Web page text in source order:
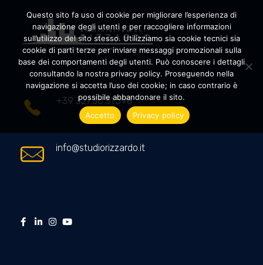
Amministrazioni Rizzardo
+39 327.36.31.598
info@studiorizzardo.it
Questo sito fa uso di cookie per migliorare l’esperienza di
navigazione degli utenti e per raccogliere informazioni
sull’utilizzo del sito stesso. Utilizziamo sia cookie tecnici sia
cookie di parti terze per inviare messaggi promozionali sulla
base dei comportamenti degli utenti. Può conoscere i dettagli
consultando la nostra privacy policy. Proseguendo nella
navigazione si accetta l’uso dei cookie; in caso contrario è
possibile abbandonare il sito.
Accetto
Privacy policy